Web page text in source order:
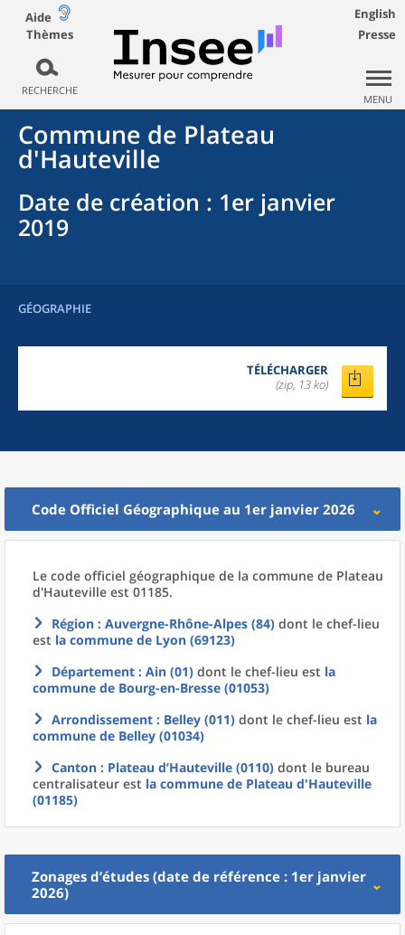
Aide
Thèmes
RECHERCHE
English
Presse
MENU
Commune de Plateau
d'Hauteville
Date de création : 1er janvier
2019
GÉOGRAPHIE
TÉLÉCHARGER
(zip, 13 ko)
Code Officiel Géographique au 1er janvier 2026
Le code officiel géographique de la commune de Plateau
d'Hauteville est 01185.
Région : Auvergne-Rhône-Alpes (84) dont le chef-lieu
est la commune de Lyon (69123)
Département : Ain (01) dont le chef-lieu est la
commune de Bourg-en-Bresse (01053)
Arrondissement : Belley (011) dont le chef-lieu est la
commune de Belley (01034)
Canton : Plateau d’Hauteville (0110) dont le bureau
centralisateur est la commune de Plateau d'Hauteville
(01185)
Zonages d’études (date de référence : 1er janvier
2026)